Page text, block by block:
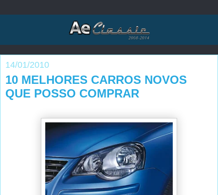
14/01/2010
10 MELHORES CARROS NOVOS
QUE POSSO COMPRAR